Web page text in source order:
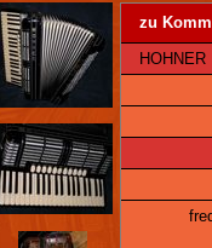
zu
HOHNER